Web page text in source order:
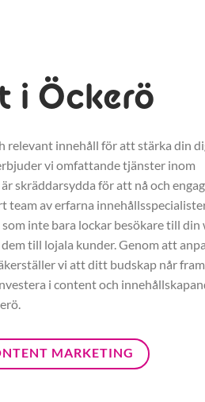
i Öckerö
relevant innehåll för att stärka din
vi omfattande tjänster inom
skräddarsydda för att nå och
team av erfarna
inte bara lockar besökare till din
till lojala kunder. Genom att
vi att ditt budskap når
i content och
MARKETING